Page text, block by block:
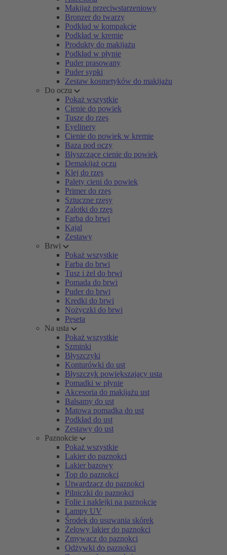
Makijaż przeciwstarzeniowy
Bronzer do twarzy
Podkład w kompakcie
Podkład w kremie
Produkty do makijażu
Podkład w płynie
Puder prasowany
Puder sypki
Zestaw kosmetyków do makijażu
Do oczu
Pokaż wszystkie
Cienie do powiek
Tusze do rzęs
Eyelinery
Cienie do powiek w kremie
Baza pod oczy
Błyszczące cienie do powiek
Demakijaż oczu
Klej do rzęs
Palety cieni do powiek
Primer do rzęs
Sztuczne rzęsy
Zalotki do rzęs
Farba do brwi
Kajal
Zestawy
Brwi
Pokaż wszystkie
Farba do brwi
Tusz i żel do brwi
Pomada do brwi
Puder do brwi
Kredki do brwi
Nożyczki do brwi
Pęseta
Na usta
Pokaż wszystkie
Szminki
Błyszczyki
Konturówki do ust
Błyszczyk powiększający usta
Pomadki w płynie
Akcesoria do makijażu ust
Balsamy do ust
Matowa pomadka do ust
Podkład do ust
Zestawy do ust
Paznokcie
Pokaż wszystkie
Lakier do paznokci
Lakier bazowy
Top do paznokci
Utwardzacz do paznokci
Pilniczki do paznokci
Folie i naklejki na paznokcie
Lampy UV
Środek do usuwania skórek
Żelowy lakier do paznokci
Zmywacz do paznokci
Odżywki do paznokci